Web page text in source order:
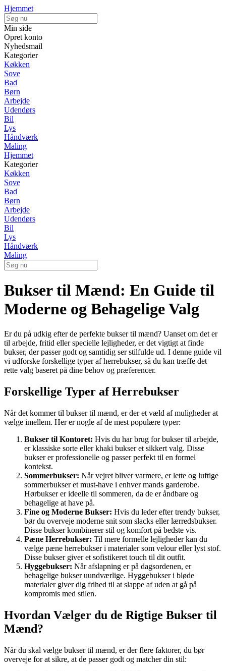
Hjemmet
Min side
Opret konto
Nyhedsmail
Kategorier
Køkken
Sove
Bad
Børn
Arbejde
Udendørs
Bil
Lys
Håndværk
Maling
Hjemmet
Kategorier
Køkken
Sove
Bad
Børn
Arbejde
Udendørs
Bil
Lys
Håndværk
Maling
Bukser til Mænd: En Guide til
Moderne og Behagelige Valg
Er du på udkig efter de perfekte bukser til mænd? Uanset om det er
til arbejde, fritid eller specielle lejligheder, er det vigtigt at finde
bukser, der passer godt og samtidig ser stilfulde ud. I denne guide vil
vi udforske forskellige typer af herrebukser, så du kan træffe det
rette valg baseret på dine behov og præferencer.
Forskellige Typer af Herrebukser
Når det kommer til bukser til mænd, er der et væld af muligheder at
vælge imellem. Her er nogle af de mest populære typer:
Bukser til Kontoret: Hvis du har brug for bukser til arbejde,
er klassiske sorte eller khaki bukser et sikkert valg. Disse
bukser er professionelle og passer perfekt til en formel
kontekst.
Sommerbukser: Når vejret bliver varmere, er lette og luftige
sommerbukser et must-have i enhver mands garderobe.
Hørbukser er ideelle til sommeren, da de er åndbare og
behagelige at have på.
Fine og Moderne Bukser: Hvis du leder efter trendy bukser,
bør du overveje moderne snit som slacks eller lærredsbukser.
Disse bukser kombinerer stil og komfort på bedste vis.
Pæne Herrebukser: Til mere formelle lejligheder kan du
vælge pæne herrebukser i materialer som velour eller lyst stof.
Disse bukser giver et sofistikeret touch til dit outfit.
Hyggebukser: Når afslapning er på dagsordenen, er
behagelige bukser uundværlige. Hyggebukser i bløde
materialer giver dig frihed til at slappe af uden at gå på
kompromis med stilen.
Hvordan Vælger du de Rigtige Bukser til
Mænd?
Når du skal vælge bukser til mænd, er der flere faktorer, du bør
overveje for at sikre, at de passer godt og matcher din stil: